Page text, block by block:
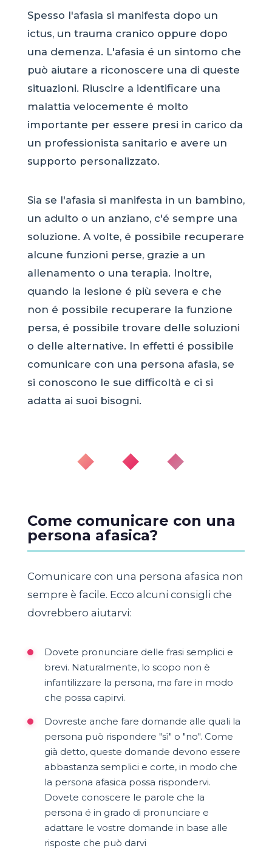
Spesso l'afasia si manifesta dopo un
ictus, un trauma cranico oppure dopo
una demenza. L'afasia é un sintomo che
può aiutare a riconoscere una di queste
situazioni. Riuscire a identificare una
malattia velocemente é molto
importante per essere presi in carico da
un professionista sanitario e avere un
supporto personalizzato.
Sia se l'afasia si manifesta in un bambino,
un adulto o un anziano, c'é sempre una
soluzione. A volte, é possibile recuperare
alcune funzioni perse, grazie a un
allenamento o una terapia. Inoltre,
quando la lesione é più severa e che
non é possibile recuperare la funzione
persa, é possibile trovare delle soluzioni
o delle alternative. In effetti é possibile
comunicare con una persona afasia, se
si conoscono le sue difficoltà e ci si
adatta ai suoi bisogni.
◆ ◆ ◆
Come comunicare con una
persona afasica?
Comunicare con una persona afasica non
sempre è facile. Ecco alcuni consigli che
dovrebbero aiutarvi:
Dovete pronunciare delle frasi semplici e
brevi. Naturalmente, lo scopo non è
infantilizzare la persona, ma fare in modo
che possa capirvi.
Dovreste anche fare domande alle quali la
persona può rispondere "sì" o "no". Come
già detto, queste domande devono essere
abbastanza semplici e corte, in modo che
la persona afasica possa rispondervi.
Dovete conoscere le parole che la
persona é in grado di pronunciare e
adattare le vostre domande in base alle
risposte che può darvi